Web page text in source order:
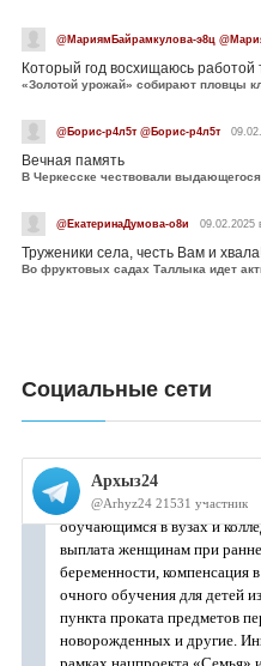
@МариямБайрамкулова-э8ц
Который год восхищаюсь
«Золотой урожай» собирают пловцы
@Борис-р4л5т @Борис-р4л5т
Вечная память
@ЕкатеринаДумова-о8и 09.02.2025
Труженики села, честь Вам и
Во фруктовых садах Таллыка идет
Социальные сети